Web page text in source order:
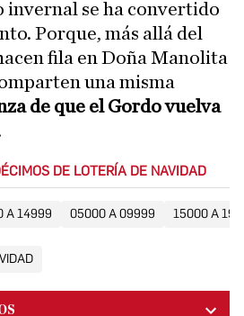
invernal se ha convertido
Porque, más allá del
fila en Doña Manolita
una misma
de que el Gordo vuelva
DE LOTERÍA DE NAVIDAD
A 14999 05000 A 09999 15000 A